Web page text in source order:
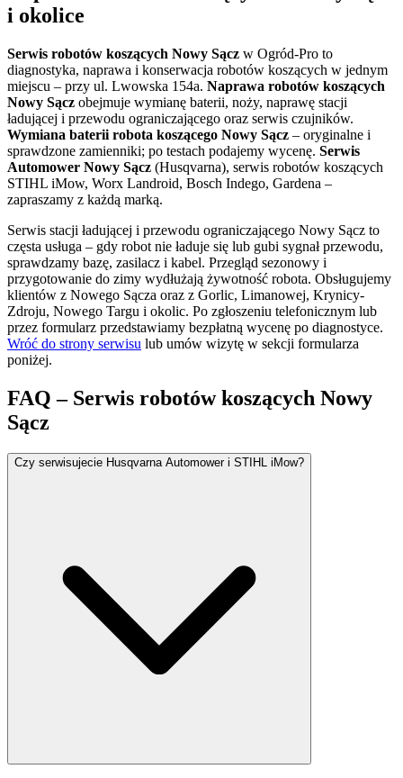
i okolice
Serwis robotów koszących Nowy Sącz w Ogród-Pro to
diagnostyka, naprawa i konserwacja robotów koszących w jednym
miejscu – przy ul. Lwowska 154a. Naprawa robotów koszących
Nowy Sącz obejmuje wymianę baterii, noży, naprawę stacji
ładującej i przewodu ograniczającego oraz serwis czujników.
Wymiana baterii robota koszącego Nowy Sącz – oryginalne i
sprawdzone zamienniki; po testach podajemy wycenę. Serwis
Automower Nowy Sącz (Husqvarna), serwis robotów koszących
STIHL iMow, Worx Landroid, Bosch Indego, Gardena –
zapraszamy z każdą marką.
Serwis stacji ładującej i przewodu ograniczającego Nowy Sącz to
częsta usługa – gdy robot nie ładuje się lub gubi sygnał przewodu,
sprawdzamy bazę, zasilacz i kabel. Przegląd sezonowy i
przygotowanie do zimy wydłużają żywotność robota. Obsługujemy
klientów z Nowego Sącza oraz z Gorlic, Limanowej, Krynicy-
Zdroju, Nowego Targu i okolic. Po zgłoszeniu telefonicznym lub
przez formularz przedstawiamy bezpłatną wycenę po diagnostyce.
Wróć do strony serwisu lub umów wizytę w sekcji formularza
poniżej.
FAQ – Serwis robotów koszących Nowy
Sącz
Czy serwisujecie Husqvarna Automower i STIHL iMow?